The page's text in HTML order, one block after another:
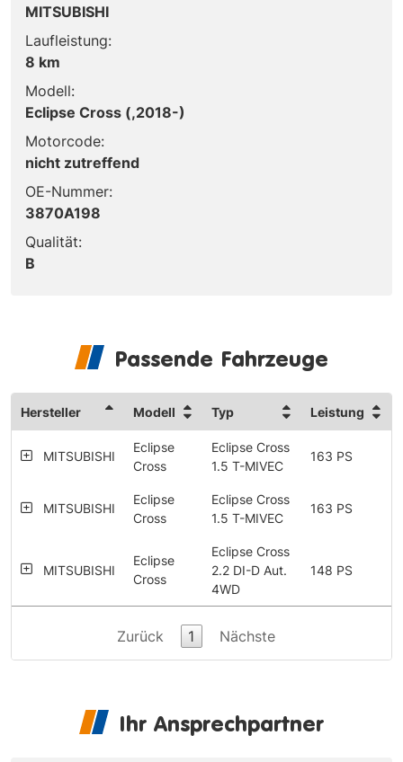
MITSUBISHI
Laufleistung:
8 km
Modell:
Eclipse Cross (,2018-)
Motorcode:
nicht zutreffend
OE-Nummer:
3870A198
Qualität:
B
Passende Fahrzeuge
Hersteller Modell Typ Leistung
MITSUBISHI
Eclipse
Cross
Eclipse Cross
1.5 T-MIVEC
163 PS
MITSUBISHI
Eclipse
Cross
Eclipse Cross
1.5 T-MIVEC
163 PS
MITSUBISHI
Eclipse
Cross
Eclipse Cross
2.2 DI-D Aut.
4WD
148 PS
Zurück 1 Nächste
Ihr Ansprechpartner